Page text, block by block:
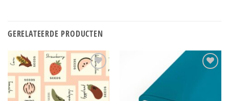
GERELATEERDE PRODUCTEN
Toevoegen
aan
verlanglijst